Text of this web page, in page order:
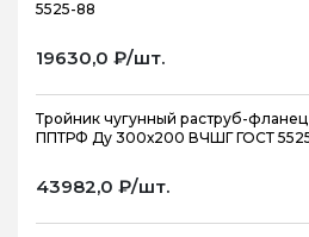
5525-88
19630,0 ₽/шт.
Тройник чугунный раструб-
ППТРФ Ду 300х200 ВЧШГ ГОСТ
43982,0 ₽/шт.